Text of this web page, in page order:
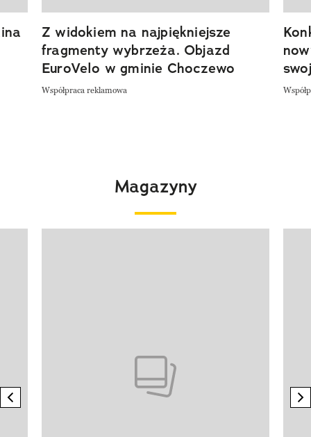
Z widokiem na najpiękniejsze
fragmenty wybrzeża. Objazd
EuroVelo w gminie Choczewo
Współpraca reklamowa
Magazyny
previous element